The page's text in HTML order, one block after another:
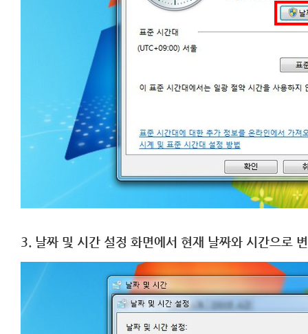
3. 날짜 및 시간 설정 화면에서 현재 날짜와 시간으로